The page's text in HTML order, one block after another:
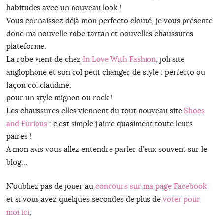
habitudes avec un nouveau look !
Vous connaissez déjà mon perfecto clouté, je vous présente
donc ma nouvelle robe tartan et nouvelles chaussures
plateforme.
La robe vient de chez In Love With Fashion, joli site
anglophone et son col peut changer de style : perfecto ou
façon col claudine,
pour un style mignon ou rock !
Les chaussures elles viennent du tout nouveau site Shoes
and Furious: c’est simple j’aime quasiment toute leurs
paires !
A mon avis vous allez entendre parler d’eux souvent sur le
blog…
N’oubliez pas de jouer au concours sur ma page Facebook
et si vous avez quelques secondes de plus de voter pour
moi ici,